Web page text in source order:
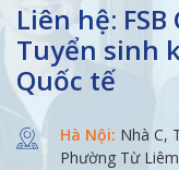
Liên hệ:
Tuyển sinh
Quốc tế
Hà Nội: Nhà C,
Phường Từ